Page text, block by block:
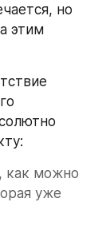
но
этим
как можно
уже